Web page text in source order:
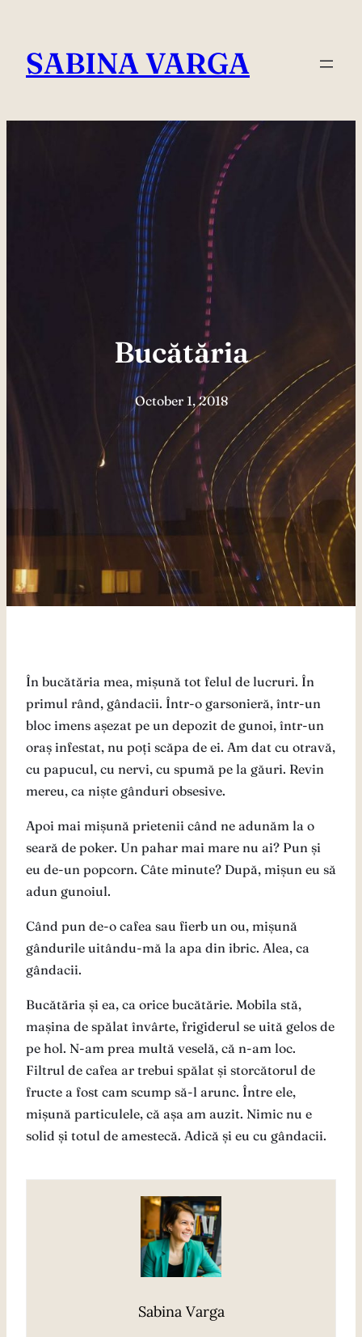
content
SABINA VARGA
Bucătăria
October 1, 2018
În bucătăria mea, mișună tot felul de lucruri. În
primul rând, gândacii. Într-o garsonieră, într-un
bloc imens așezat pe un depozit de gunoi, într-un
oraș infestat, nu poți scăpa de ei. Am dat cu otravă,
cu papucul, cu nervi, cu spumă pe la găuri. Revin
mereu, ca niște gânduri obsesive.
Apoi mai mișună prietenii când ne adunăm la o
seară de poker. Un pahar mai mare nu ai? Pun și
eu de-un popcorn. Câte minute? După, mișun eu să
adun gunoiul.
Când pun de-o cafea sau fierb un ou, mișună
gândurile uitându-mă la apa din ibric. Alea, ca
gândacii.
Bucătăria și ea, ca orice bucătărie. Mobila stă,
mașina de spălat învârte, frigiderul se uită gelos de
pe hol. N-am prea multă veselă, că n-am loc.
Filtrul de cafea ar trebui spălat și storcătorul de
fructe a fost cam scump să-l arunc. Între ele,
mișună particulele, că așa am auzit. Nimic nu e
solid și totul de amestecă. Adică și eu cu gândacii.
Sabina Varga